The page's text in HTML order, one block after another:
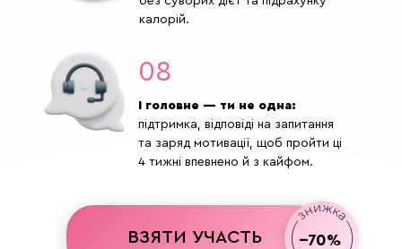
калорій.
08
І головне — ти не одна:
підтримка, відповіді на запитання
та заряд мотивації, щоб пройти ці
4 тижні впевнено й з кайфом.
ВЗЯТИ УЧАСТЬ --70%